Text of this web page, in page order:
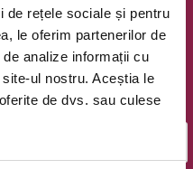
de rețele sociale și pentru
le oferim partenerilor de
analize informații cu
ul nostru. Aceștia le
de dvs. sau culese
Bilete.ro
cu cele mai noi